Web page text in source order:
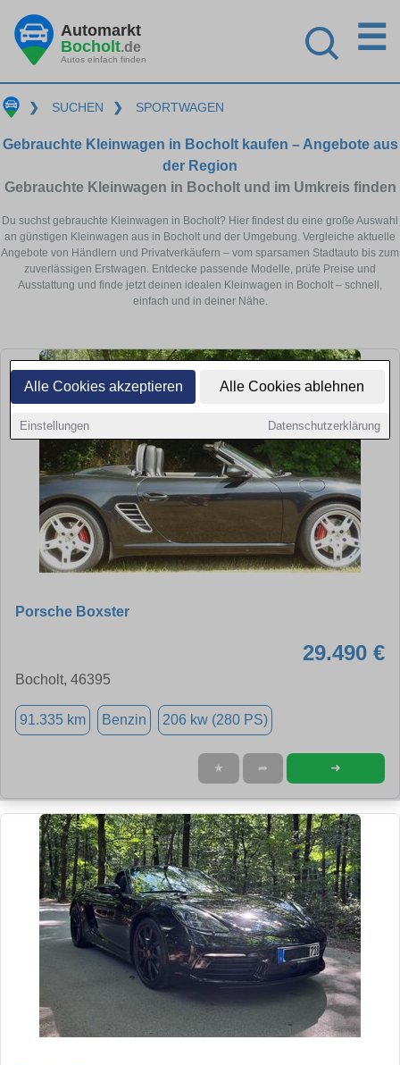
Alle Cookies akzeptieren Alle Cookies ablehnen
Einstellungen Datenschutzerklärung
Automarkt
Bocholt.de
Autos einfach finden
☰
❯ SUCHEN ❯ SPORTWAGEN
Gebrauchte Kleinwagen in Bocholt kaufen – Angebote aus
der Region
Gebrauchte Kleinwagen in Bocholt und im Umkreis finden
Du suchst gebrauchte Kleinwagen in Bocholt? Hier findest du eine große Auswahl
an günstigen Kleinwagen aus in Bocholt und der Umgebung. Vergleiche aktuelle
Angebote von Händlern und Privatverkäufern – vom sparsamen Stadtauto bis zum
zuverlässigen Erstwagen. Entdecke passende Modelle, prüfe Preise und
Ausstattung und finde jetzt deinen idealen Kleinwagen in Bocholt – schnell,
einfach und in deiner Nähe.
Porsche Boxster
29.490 €
Bocholt, 46395
91.335 km Benzin 206 kw (280 PS)
★ ➦ ➜